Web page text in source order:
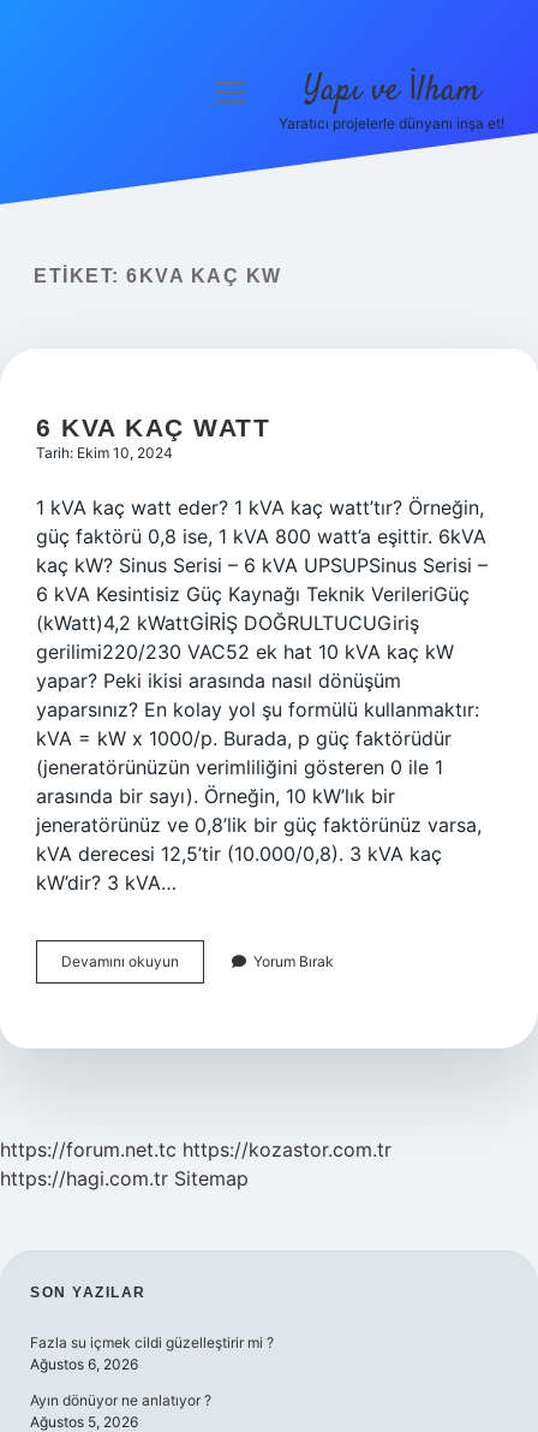
Yasal Uyarı
menüyü
Yapı ve İlham
Yaratıcı projelerle dünyanı inşa et!
ETIKET: 6KVA KAÇ KW
6 KVA KAÇ WATT
Tarih: Ekim 10, 2024
1 kVA kaç watt eder? 1 kVA kaç watt’tır? Örneğin,
güç faktörü 0,8 ise, 1 kVA 800 watt’a eşittir. 6kVA
kaç kW? Sinus Serisi – 6 kVA UPSUPSinus Serisi –
6 kVA Kesintisiz Güç Kaynağı Teknik VerileriGüç
(kWatt)4,2 kWattGİRİŞ DOĞRULTUCUGiriş
gerilimi220/230 VAC52 ek hat 10 kVA kaç kW
yapar? Peki ikisi arasında nasıl dönüşüm
yaparsınız? En kolay yol şu formülü kullanmaktır:
kVA = kW x 1000/p. Burada, p güç faktörüdür
(jeneratörünüzün verimliliğini gösteren 0 ile 1
arasında bir sayı). Örneğin, 10 kW’lık bir
jeneratörünüz ve 0,8’lik bir güç faktörünüz varsa,
kVA derecesi 12,5’tir (10.000/0,8). 3 kVA kaç
kW’dir? 3 kVA…
Devamını okuyun
Kva
Yorum Bırak
https://forum.net.tc https://kozastor.com.tr
https://hagi.com.tr Sitemap
SIDEBAR
SON YAZILAR
Fazla su içmek cildi güzelleştirir mi ?
Ağustos 6, 2026
Ayın dönüyor ne anlatıyor ?
Ağustos 5, 2026